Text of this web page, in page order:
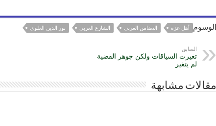
الوسوم أهل غزة التضامن العربي الشارع العربي نور الدين العلوي
السابق
تغيرت السياقات ولكن جوهر القضية
لم يتغير
مقالات مشابهة